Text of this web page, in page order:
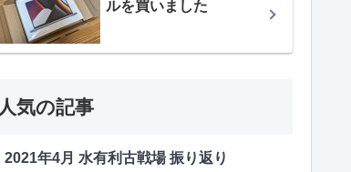
ルを買いました
人気の記事
2021年4月 水有利古戦場 振り返り